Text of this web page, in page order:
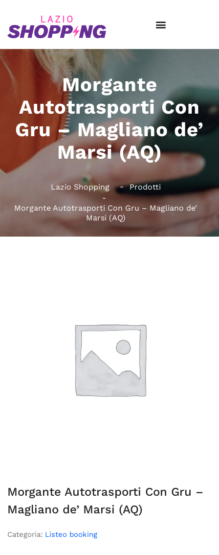
Morgante
Autotrasporti Con
Gru – Magliano de’
Marsi (AQ)
Lazio Shopping Prodotti
Morgante Autotrasporti Con Gru – Magliano de’
Marsi (AQ)
Morgante Autotrasporti Con Gru –
Magliano de’ Marsi (AQ)
Categoria: Listeo booking